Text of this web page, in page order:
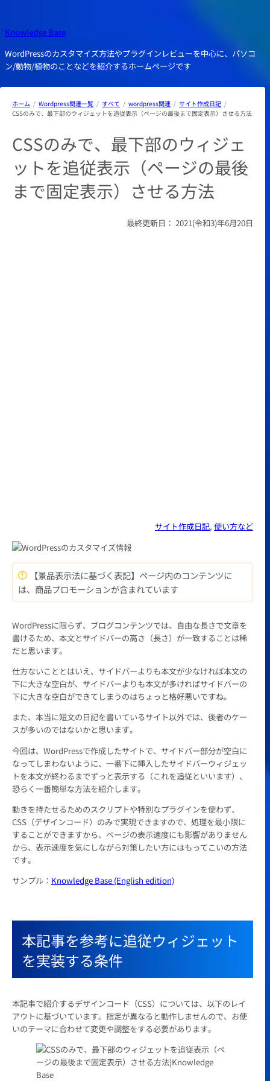
を
ス
キ
ッ
プ
Knowledge Base
WordPressのカスタマイズ方法やプラグインレビューを中心に、パソコ
ン/動物/植物のことなどを紹介するホームページです
ホーム Wordpress関連一覧 すべて wordpress関連
サイト作成日記
CSSのみで、最下部のウィジェットを追従表示（ページの最後まで固定表示）させる方法
CSSのみで、最下部のウィジェ
ットを追従表示（ページの最後
まで固定表示）させる方法
最終更新日： 2021(令和3)年6月20日
サイト作成日記, 使い方など
【景品表示法に基づく表記】ページ内のコンテンツに
は、商品プロモーションが含まれています
WordPressに限らず、ブログコンテンツでは、自由な長さで文章を
書けるため、本文とサイドバーの高さ（長さ）が一致することは稀
だと思います。
仕方ないこととはいえ、サイドバーよりも本文が少なければ本文の
下に大きな空白が、サイドバーよりも本文が多ければサイドバーの
下に大きな空白ができてしまうのはちょっと格好悪いですね。
また、本当に短文の日記を書いているサイト以外では、後者のケー
スが多いのではないかと思います。
今回は、WordPressで作成したサイトで、サイドバー部分が空白に
なってしまわないように、一番下に挿入したサイドバーウィジェッ
トを本文が終わるまでずっと表示する（これを追従といいます）、
恐らく一番簡単な方法を紹介します。
動きを持たせるためのスクリプトや特別なプラグインを使わず、
CSS（デザインコード）のみで実現できますので、処理を最小限に
することができますから、ページの表示速度にも影響がありません
から、表示速度を気にしながら対策したい方にはもってこいの方法
です。
サンプル： Knowledge Base (English edition)
本記事を参考に追従ウィジェット
を実装する条件
本記事で紹介するデザインコード（CSS）については、以下のレイ
アウトに基づいています。指定が異なると動作しませんので、お使
いのテーマに合わせて変更や調整をする必要があります。